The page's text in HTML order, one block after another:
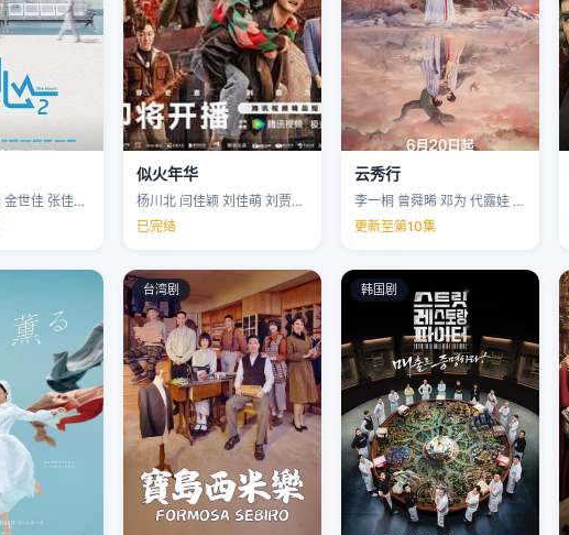
赵又廷 毛晓彤 金世佳 张佳宁 …
似火年华
杨川北 闫佳颖 刘佳萌 刘贾玺 …
已完结
云秀行
李一桐 曾舜晞 邓为 代露娃 …
更新至第10集
台湾剧 韩国剧